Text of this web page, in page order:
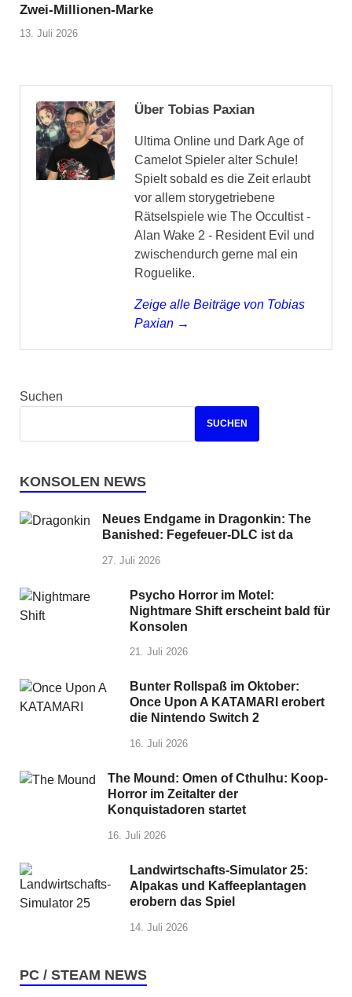
Zwei-Millionen-Marke
13. Juli 2026
Über Tobias Paxian
Ultima Online und Dark Age of
Camelot Spieler alter Schule!
Spielt sobald es die Zeit erlaubt
vor allem storygetriebene
Rätselspiele wie The Occultist -
Alan Wake 2 - Resident Evil und
zwischendurch gerne mal ein
Roguelike.
Zeige alle Beiträge von Tobias
Paxian →
Suchen
SUCHEN
KONSOLEN NEWS
Neues Endgame in Dragonkin: The
Banished: Fegefeuer-DLC ist da
27. Juli 2026
Psycho Horror im Motel:
Nightmare Shift erscheint bald für
Konsolen
21. Juli 2026
Bunter Rollspaß im Oktober:
Once Upon A KATAMARI erobert
die Nintendo Switch 2
16. Juli 2026
The Mound: Omen of Cthulhu: Koop-
Horror im Zeitalter der
Konquistadoren startet
16. Juli 2026
Landwirtschafts-Simulator 25:
Alpakas und Kaffeeplantagen
erobern das Spiel
14. Juli 2026
PC / STEAM NEWS